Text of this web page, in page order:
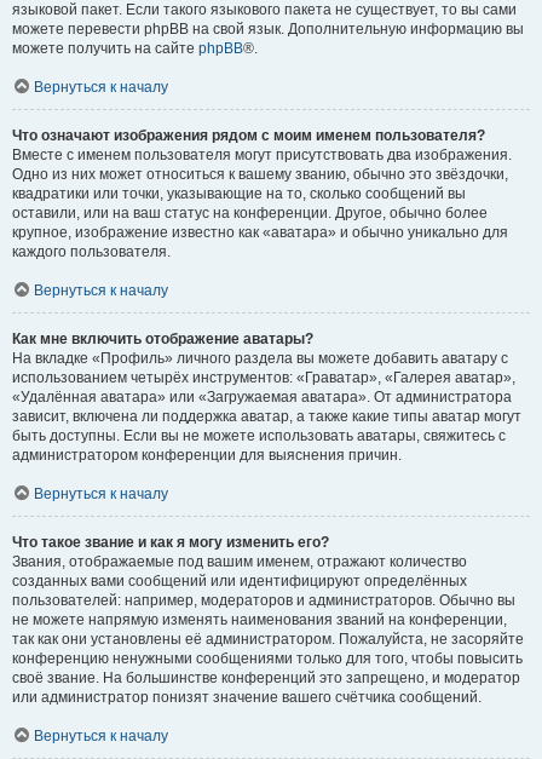
языковой пакет. Если такого языкового пакета не существует, то вы сами
можете перевести phpBB на свой язык. Дополнительную информацию вы
можете получить на сайте phpBB®.
Вернуться к началу
Что означают изображения рядом с моим именем пользователя?
Вместе с именем пользователя могут присутствовать два изображения.
Одно из них может относиться к вашему званию, обычно это звёздочки,
квадратики или точки, указывающие на то, сколько сообщений вы
оставили, или на ваш статус на конференции. Другое, обычно более
крупное, изображение известно как «аватара» и обычно уникально для
каждого пользователя.
Вернуться к началу
Как мне включить отображение аватары?
На вкладке «Профиль» личного раздела вы можете добавить аватару с
использованием четырёх инструментов: «Граватар», «Галерея аватар»,
«Удалённая аватара» или «Загружаемая аватара». От администратора
зависит, включена ли поддержка аватар, а также какие типы аватар могут
быть доступны. Если вы не можете использовать аватары, свяжитесь с
администратором конференции для выяснения причин.
Вернуться к началу
Что такое звание и как я могу изменить его?
Звания, отображаемые под вашим именем, отражают количество
созданных вами сообщений или идентифицируют определённых
пользователей: например, модераторов и администраторов. Обычно вы
не можете напрямую изменять наименования званий на конференции,
так как они установлены её администратором. Пожалуйста, не засоряйте
конференцию ненужными сообщениями только для того, чтобы повысить
своё звание. На большинстве конференций это запрещено, и модератор
или администратор понизят значение вашего счётчика сообщений.
Вернуться к началу